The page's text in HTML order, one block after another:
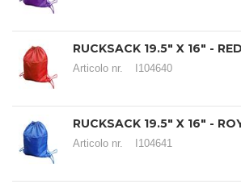
RUCKSACK 19.5" X 16" - RED
Articolo nr. I104640
RUCKSACK 19.5" X 16" -
Articolo nr. I104641